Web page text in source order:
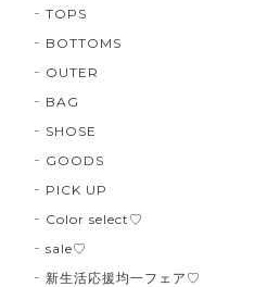
TOPS
BOTTOMS
OUTER
BAG
SHOSE
GOODS
PICK UP
Color select♡
sale♡
新生活応援均一フェア♡